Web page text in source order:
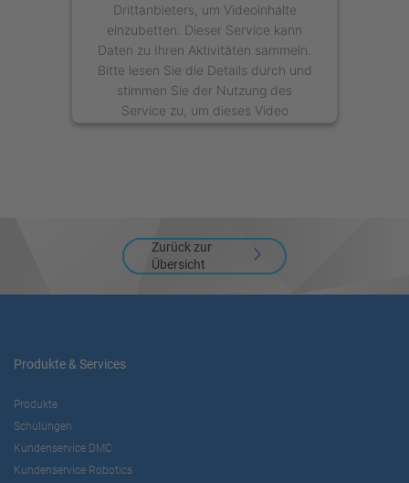
Drittanbieters, um Videoinhalte
einzubetten. Dieser Service kann
Daten zu Ihren Aktivitäten sammeln.
Bitte lesen Sie die Details durch und
stimmen Sie der Nutzung des
Service zu, um dieses Video
anzusehen.
powered byUsercentrics Consent
Management Platform
Zurück zur
Übersicht
Produkte & Services
Produkte
Schulungen
Kundenservice DMC
Kundenservice Robotics